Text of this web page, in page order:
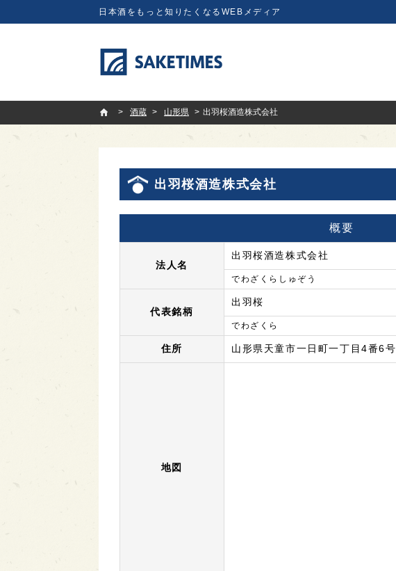
日本酒をもっと知りたくなるWEBメディア
SAKETIMES
酒蔵
山形県 出羽桜酒造株式会社
出羽桜酒造株式会社
概要
法人名
出羽桜酒造株式会社
でわざくらしゅぞう
代表銘柄
出羽桜
でわざくら
住所 山形県天童市一日町一丁目4番6号
地図